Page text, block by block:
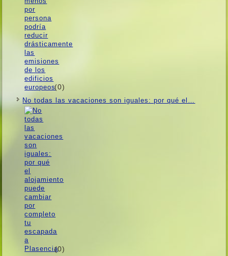
(0)
No todas las vacaciones son iguales: por qué el…
(0)